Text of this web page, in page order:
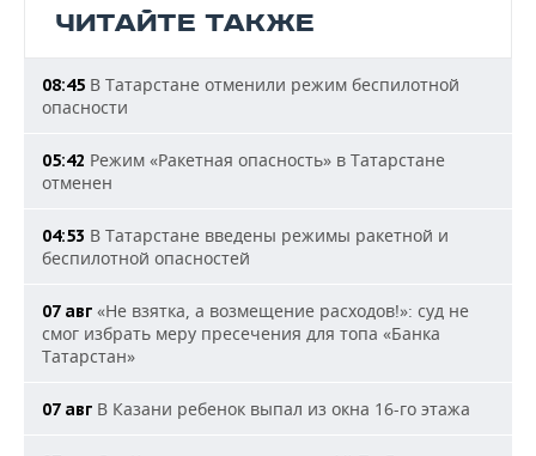
ЧИТАЙТЕ ТАКЖЕ
08:45 В Татарстане отменили режим беспилотной
опасности
05:42 Режим «Ракетная опасность» в Татарстане
отменен
04:53 В Татарстане введены режимы ракетной и
беспилотной опасностей
07 авг «Не взятка, а возмещение расходов!»: суд не
смог избрать меру пресечения для топа «Банка
Татарстан»
07 авг В Казани ребенок выпал из окна 16-го этажа